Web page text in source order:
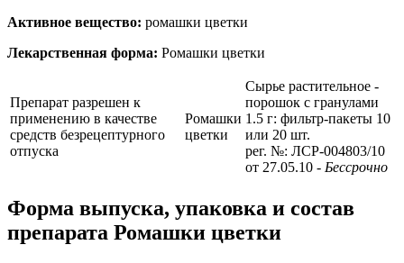
Активное вещество: ромашки цветки
Лекарственная форма: Ромашки цветки
Препарат разрешен к
применению в качестве
средств безрецептурного
отпуска
Ромашки
цветки
Сырье растительное -
порошок с гранулами
1.5 г: фильтр-пакеты 10
или 20 шт.
рег. №: ЛСР-004803/10
от 27.05.10 - Бессрочно
Форма выпуска, упаковка и состав
препарата Ромашки цветки